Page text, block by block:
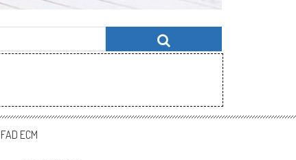
Search for:
FAD ECM